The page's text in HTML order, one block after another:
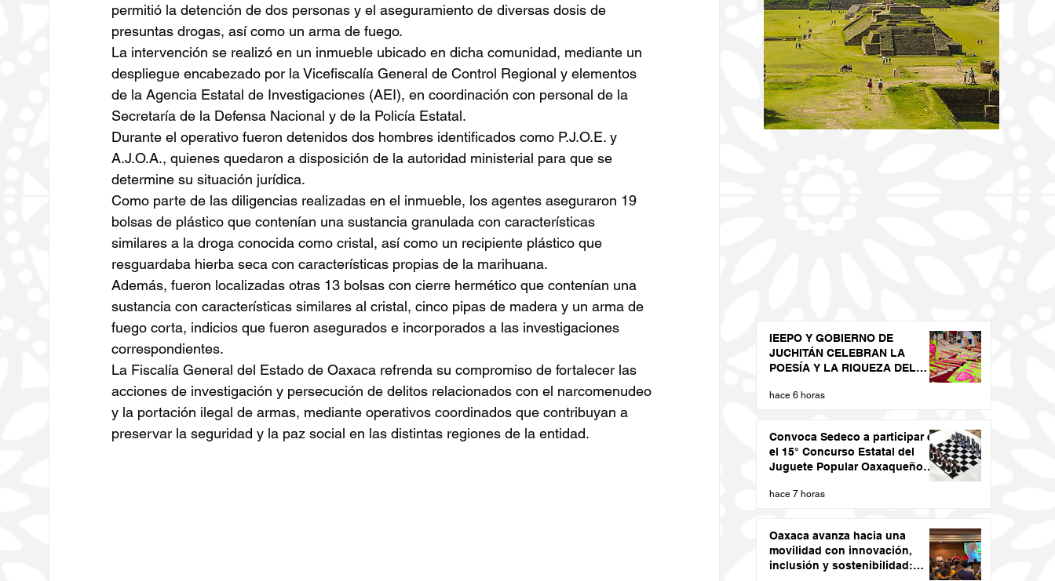
permitió la detención de dos personas y el aseguramiento de diversas dosis de
presuntas drogas, así como un arma de fuego.
La intervención se realizó en un inmueble ubicado en dicha comunidad, mediante un
despliegue encabezado por la Vicefiscalía General de Control Regional y elementos
de la Agencia Estatal de Investigaciones (AEI), en coordinación con personal de la
Secretaría de la Defensa Nacional y de la Policía Estatal.
Durante el operativo fueron detenidos dos hombres identificados como P.J.O.E. y
A.J.O.A., quienes quedaron a disposición de la autoridad ministerial para que se
determine su situación jurídica.
Como parte de las diligencias realizadas en el inmueble, los agentes aseguraron 19
bolsas de plástico que contenían una sustancia granulada con características
similares a la droga conocida como cristal, así como un recipiente plástico que
resguardaba hierba seca con características propias de la marihuana.
Además, fueron localizadas otras 13 bolsas con cierre hermético que contenían una
sustancia con características similares al cristal, cinco pipas de madera y un arma de
fuego corta, indicios que fueron asegurados e incorporados a las investigaciones
correspondientes.
La Fiscalía General del Estado de Oaxaca refrenda su compromiso de fortalecer las
acciones de investigación y persecución de delitos relacionados con el narcomenudeo
y la portación ilegal de armas, mediante operativos coordinados que contribuyan a
preservar la seguridad y la paz social en las distintas regiones de la entidad.
IEEPO Y GOBIERNO DE
JUCHITÁN CELEBRAN LA
POESÍA Y LA RIQUEZA DEL
hace 6 horas
Convoca Sedeco a participar en
el 15° Concurso Estatal del
Juguete Popular Oaxaqueño
hace 7 horas
Oaxaca avanza hacia una
movilidad con innovación,
inclusión y sostenibilidad: